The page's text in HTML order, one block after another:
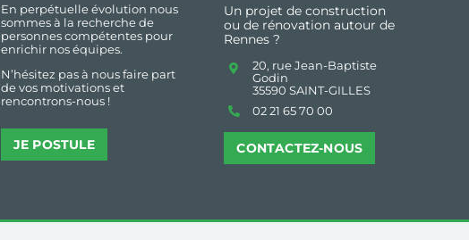
En perpétuelle évolution nous
sommes à la recherche de
personnes compétentes pour
enrichir nos équipes.
N’hésitez pas à nous faire part
de vos motivations et
rencontrons-nous !
JE POSTULE
Un projet de construction
ou de rénovation autour de
Rennes ?
20, rue Jean-Baptiste
Godin
35590 SAINT-GILLES
02 21 65 70 00
CONTACTEZ-NOUS